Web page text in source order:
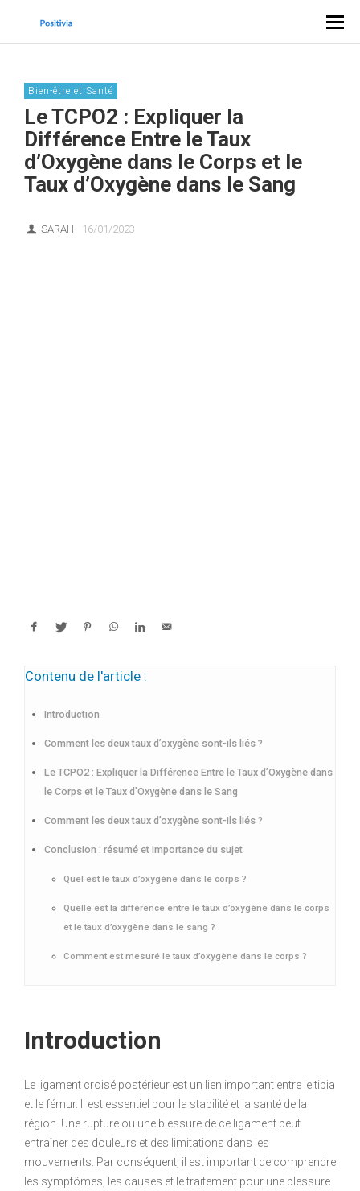
Bien-être et Santé
Le TCPO2 : Expliquer la
Différence Entre le Taux
d’Oxygène dans le Corps et le
Taux d’Oxygène dans le Sang
SARAH 16/01/2023
Contenu de l'article :
Introduction
Comment les deux taux d’oxygène sont-ils liés ?
Le TCPO2 : Expliquer la Différence Entre le Taux d’Oxygène dans
le Corps et le Taux d’Oxygène dans le Sang
Comment les deux taux d’oxygène sont-ils liés ?
Conclusion : résumé et importance du sujet
Quel est le taux d’oxygène dans le corps ?
Quelle est la différence entre le taux d’oxygène dans le corps
et le taux d’oxygène dans le sang ?
Comment est mesuré le taux d’oxygène dans le corps ?
Introduction
Le ligament croisé postérieur est un lien important entre le tibia
et le fémur. Il est essentiel pour la stabilité et la santé de la
région. Une rupture ou une blessure de ce ligament peut
entraîner des douleurs et des limitations dans les
mouvements. Par conséquent, il est important de comprendre
les symptômes, les causes et le traitement pour une blessure